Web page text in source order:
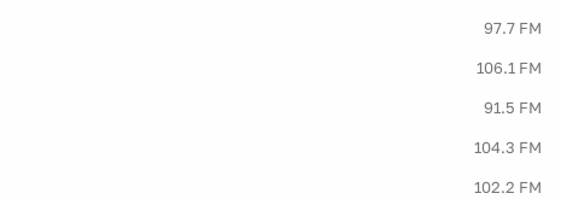
97.7 FM
106.1 FM
91.5 FM
104.3 FM
102.2 FM